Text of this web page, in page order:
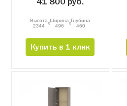
Высота
2344
xШирина
496
xГлубина
460
Купить в 1 клик